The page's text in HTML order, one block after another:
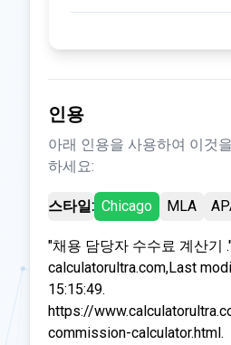
인용
아래 인용을 사용하여 이것
하세요:
스타일: Chicago MLA
"채용 담당자 수수료 계산기
calculatorultra.com,Last
15:15:49.
https://
commission-calculator.html.